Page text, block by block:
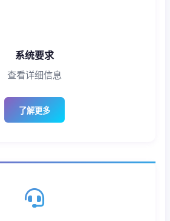
系统要求
查看详细信息
了解更多